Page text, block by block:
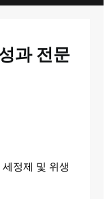
과 전문
정제 및 위생